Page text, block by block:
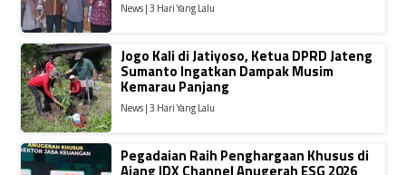
News | 3 Hari Yang Lalu
Jogo Kali di Jatiyoso, Ketua DPRD Jateng
Sumanto Ingatkan Dampak Musim
Kemarau Panjang
News | 3 Hari Yang Lalu
Pegadaian Raih Penghargaan Khusus di